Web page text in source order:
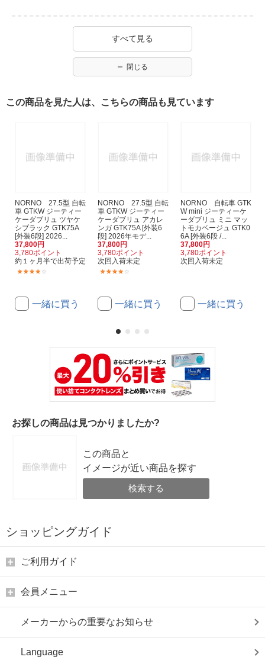
すべて見る
閉じる
この商品を見た人は、こちらの商品も見ています
NORNO 27.5型 自転
車 GTKW ジーティー
ケーダブリュ ツヤケ
シブラック GTK75A
[外装6段] 2026...
37,800円
3,780ポイント
約１ヶ月半で出荷予定
一緒に買う
NORNO 27.5型 自転
車 GTKW ジーティー
ケーダブリュ アカレ
ンガ GTK75A [外装6
段] 2026年モデ...
37,800円
3,780ポイント
次回入荷未定
一緒に買う
NORNO 自転車 GTK
W mini ジーティーケ
ーダブリュ ミニ マッ
トモカベージュ GTK0
6A [外装6段 /...
37,800円
3,780ポイント
次回入荷未定
一緒に買う
お探しの商品は見つかりましたか?
この商品と
イメージが近い商品を探す
検索する
ショッピングガイド
ご利用ガイド
会員メニュー
メーカーからの重要なお知らせ
Language